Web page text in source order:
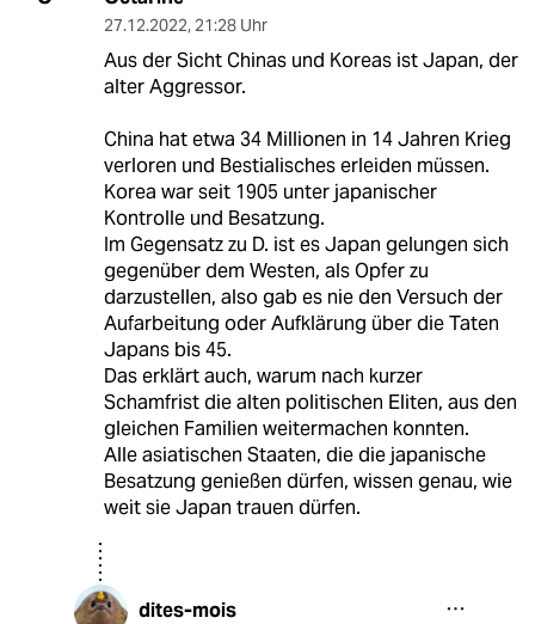
27.12.2022, 21:28 Uhr
Aus der Sicht Chinas und Koreas ist Japan, der
alter Aggressor.
China hat etwa 34 Millionen in 14 Jahren Krieg
verloren und Bestialisches erleiden müssen.
Korea war seit 1905 unter japanischer
Kontrolle und Besatzung.
Im Gegensatz zu D. ist es Japan gelungen sich
gegenüber dem Westen, als Opfer zu
darzustellen, also gab es nie den Versuch der
Aufarbeitung oder Aufklärung über die Taten
Japans bis 45.
Das erklärt auch, warum nach kurzer
Schamfrist die alten politischen Eliten, aus den
gleichen Familien weitermachen konnten.
Alle asiatischen Staaten, die die japanische
Besatzung genießen dürfen, wissen genau, wie
weit sie Japan trauen dürfen.
dites-mois